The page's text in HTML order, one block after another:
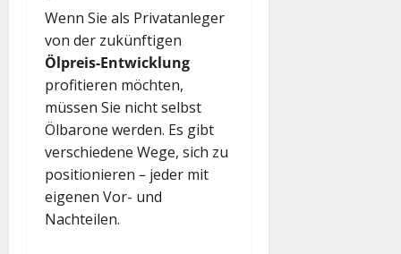
Wenn Sie als Privatanleger
Ölpreis-Entwicklung
profitieren möchten,
müssen Sie nicht selbst
Ölbarone werden. Es gibt
verschiedene Wege, sich zu
positionieren – jeder mit
eigenen Vor- und
Nachteilen.